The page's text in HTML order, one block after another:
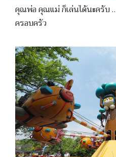
คุณพ่อ คุณแม่ ก็เล่นได้นะครับ
ครอบครัว